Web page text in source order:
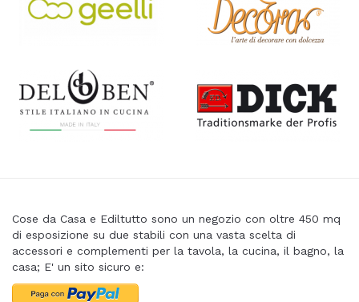
Cose da Casa e Ediltutto sono un negozio con oltre 450 mq
di esposizione su due stabili con una vasta scelta di
accessori e complementi per la tavola, la cucina, il bagno, la
casa; E' un sito sicuro e: